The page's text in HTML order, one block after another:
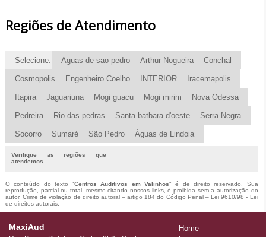
Regiões de Atendimento
Selecione: Aguas de sao pedro Arthur Nogueira Conchal
Cosmopolis Engenheiro Coelho INTERIOR Iracemapolis
Itapira Jaguariuna Mogi guacu Mogi mirim Nova Odessa
Pedreira Rio das pedras Santa batbara d'oeste Serra Negra
Socorro Sumaré São Pedro Águas de Lindoia
Verifique as regiões que
atendemos
O conteúdo do texto "Centros Auditivos em Valinhos" é de direito reservado. Sua
reprodução, parcial ou total, mesmo citando nossos links, é proibida sem a autorização do
autor. Crime de violação de direito autoral – artigo 184 do Código Penal –Lei 9610/98 - Lei
de direitos autorais.
MaxiAud
Home